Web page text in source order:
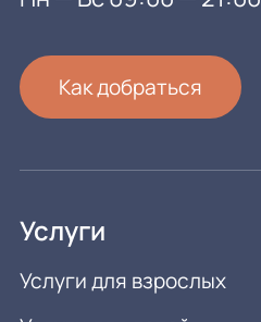
Как добраться
Услуги
Услуги для взрослых